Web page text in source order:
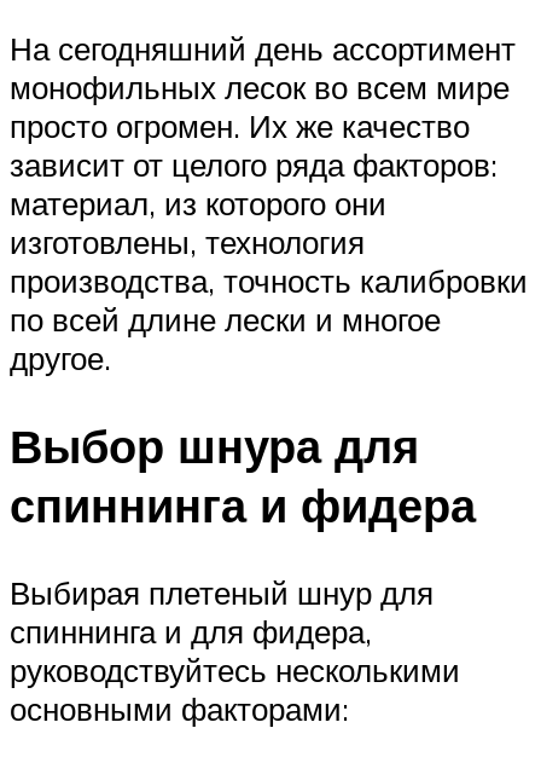
На сегодняшний день ассортимент
монофильных лесок во всем мире
просто огромен. Их же качество
зависит от целого ряда факторов:
материал, из которого они
изготовлены, технология
производства, точность калибровки
по всей длине лески и многое
другое.
Выбор шнура для
спиннинга и фидера
Выбирая плетеный шнур для
спиннинга и для фидера,
руководствуйтесь несколькими
основными факторами: